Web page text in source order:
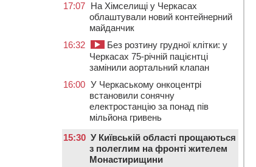
17:07 На Хімселищі у Черкасах
облаштували новий контейнерний
майданчик
16:32
Без розтину грудної клітки: у
Черкасах 75-річній пацієнтці
замінили аортальний клапан
16:00 У Черкаському онкоцентрі
встановили сонячну
електростанцію за понад пів
мільйона гривень
15:30 У Київській області прощаються
з полеглим на фронті жителем
Монастирищини